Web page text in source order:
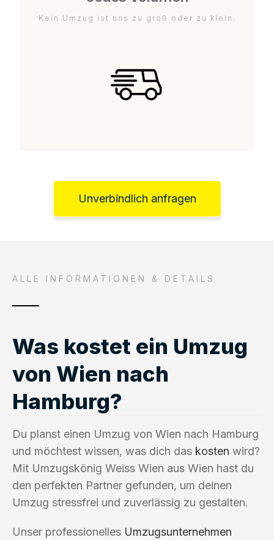
Kein Umzug ist uns zu groß oder zu klein.
Unverbindlich anfragen
ALLE INFORMATIONEN & DETAILS
Was kostet ein Umzug
von Wien nach
Hamburg?
Du planst einen Umzug von Wien nach Hamburg
und möchtest wissen, was dich das kosten wird?
Mit Umzugskönig Weiss Wien aus Wien hast du
den perfekten Partner gefunden, um deinen
Umzug stressfrei und zuverlässig zu gestalten.
Unser professionelles Umzugsunternehmen